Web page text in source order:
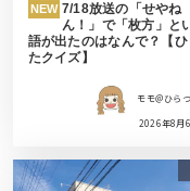
NEW 7/18放送の「せやね
ん！」で「枚方」と
語が出たのはなんで？【
たクイズ】
モモ＠ひら
2026年8月